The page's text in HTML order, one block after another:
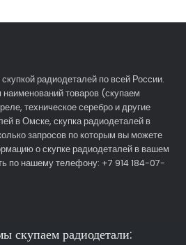
радиодеталей по всей России.
товаров (скупаем
техническое серебро и другие
в Омске, скупка радиодеталей в
запросов по которым вы можете
о скупке радиодеталей в вашем
по нашему телефону: +7 914 184-07-
скупаем радиодетали: